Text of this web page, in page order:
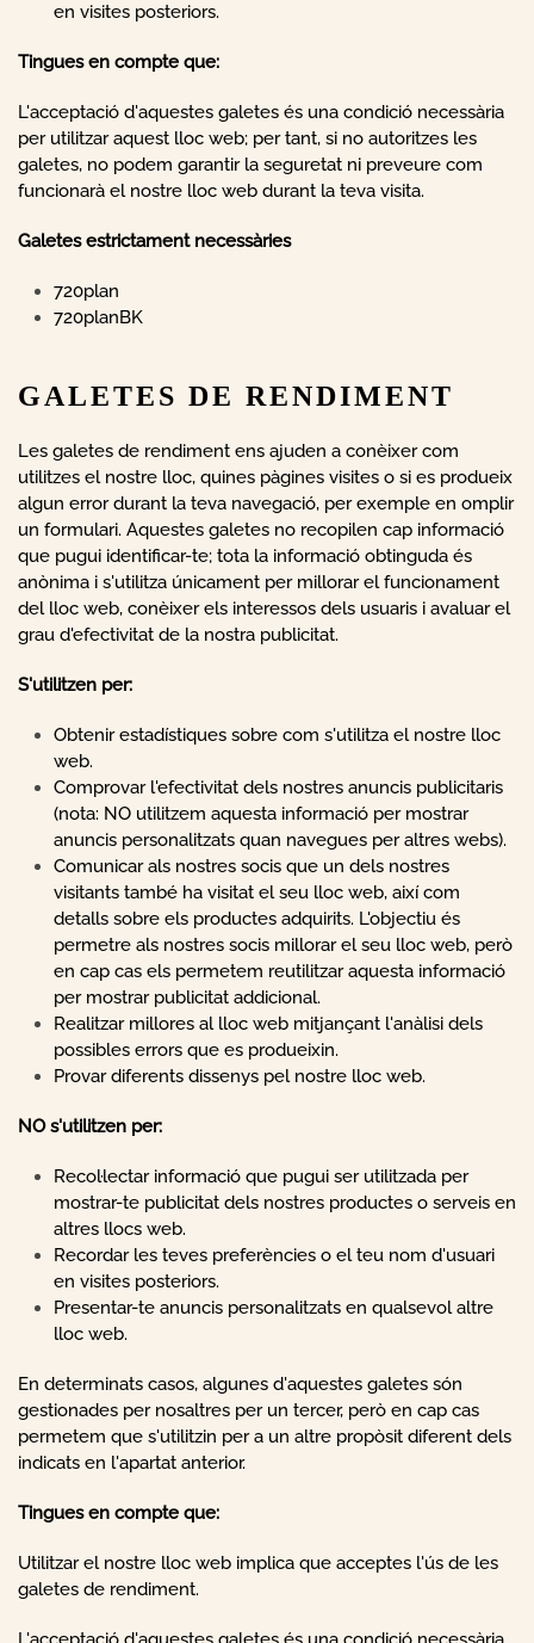
en visites posteriors.
Tingues en compte que:
L'acceptació d'aquestes galetes és una condició necessària
per utilitzar aquest lloc web; per tant, si no autoritzes les
galetes, no podem garantir la seguretat ni preveure com
funcionarà el nostre lloc web durant la teva visita.
Galetes estrictament necessàries
720plan
720planBK
GALETES DE RENDIMENT
Les galetes de rendiment ens ajuden a conèixer com
utilitzes el nostre lloc, quines pàgines visites o si es produeix
algun error durant la teva navegació, per exemple en omplir
un formulari. Aquestes galetes no recopilen cap informació
que pugui identificar-te; tota la informació obtinguda és
anònima i s'utilitza únicament per millorar el funcionament
del lloc web, conèixer els interessos dels usuaris i avaluar el
grau d'efectivitat de la nostra publicitat.
S'utilitzen per:
Obtenir estadístiques sobre com s'utilitza el nostre lloc
web.
Comprovar l'efectivitat dels nostres anuncis publicitaris
(nota: NO utilitzem aquesta informació per mostrar
anuncis personalitzats quan navegues per altres webs).
Comunicar als nostres socis que un dels nostres
visitants també ha visitat el seu lloc web, així com
detalls sobre els productes adquirits. L'objectiu és
permetre als nostres socis millorar el seu lloc web, però
en cap cas els permetem reutilitzar aquesta informació
per mostrar publicitat addicional.
Realitzar millores al lloc web mitjançant l'anàlisi dels
possibles errors que es produeixin.
Provar diferents dissenys pel nostre lloc web.
NO s'utilitzen per:
Recol·lectar informació que pugui ser utilitzada per
mostrar-te publicitat dels nostres productes o serveis en
altres llocs web.
Recordar les teves preferències o el teu nom d'usuari
en visites posteriors.
Presentar-te anuncis personalitzats en qualsevol altre
lloc web.
En determinats casos, algunes d'aquestes galetes són
gestionades per nosaltres per un tercer, però en cap cas
permetem que s'utilitzin per a un altre propòsit diferent dels
indicats en l'apartat anterior.
Tingues en compte que:
Utilitzar el nostre lloc web implica que acceptes l'ús de les
galetes de rendiment.